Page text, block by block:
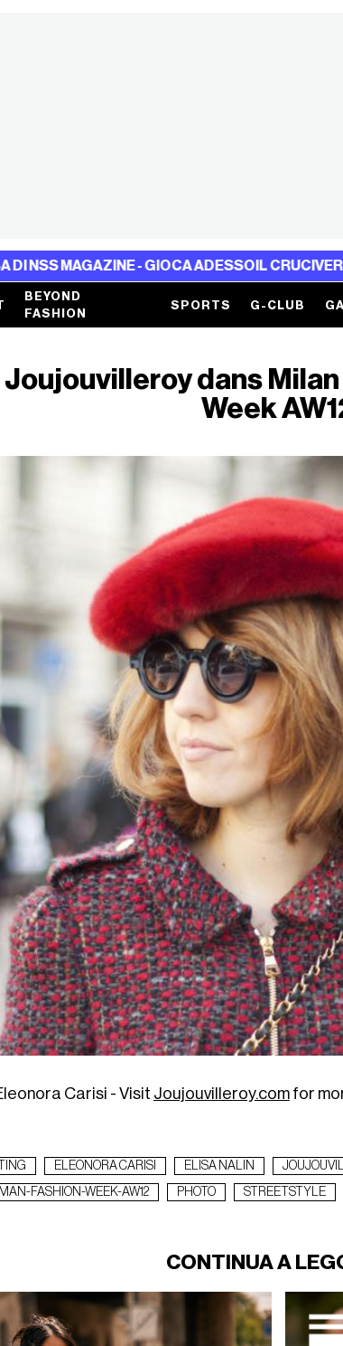
- GIOCA ADESSOIL CRUCIVERBA DI
BEYOND
FASHION
SPORTS G-CLUB
Joujouvilleroy dans Milan
Week
Carisi - Visit Joujouvilleroy.comfor
ELEONORA CARISI ELISA NALIN
FASHION-WEEK-AW12 PHOTO STREETSTYLE
CONTINUA A